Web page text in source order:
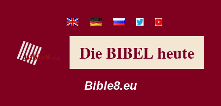
Die BIBEL heute
Bible8.eu